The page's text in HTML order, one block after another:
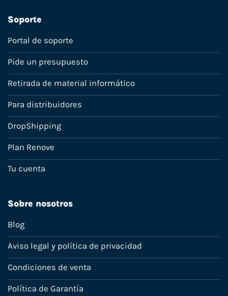
Soporte
Portal de soporte
Pide un presupuesto
Retirada de material informático
Para distribuidores
DropShipping
Plan Renove
Tu cuenta
Sobre nosotros
Blog
Aviso legal y política de privacidad
Condiciones de venta
Política de Garantía